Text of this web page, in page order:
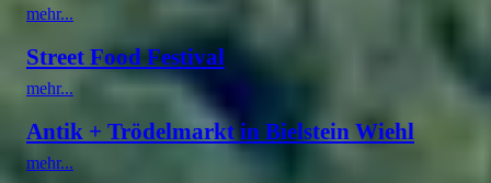
mehr...
Street Food Festival
mehr...
Antik + Trödelmarkt in Bielstein Wiehl
mehr...